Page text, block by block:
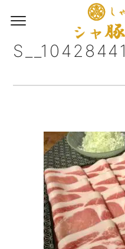
S__10428441